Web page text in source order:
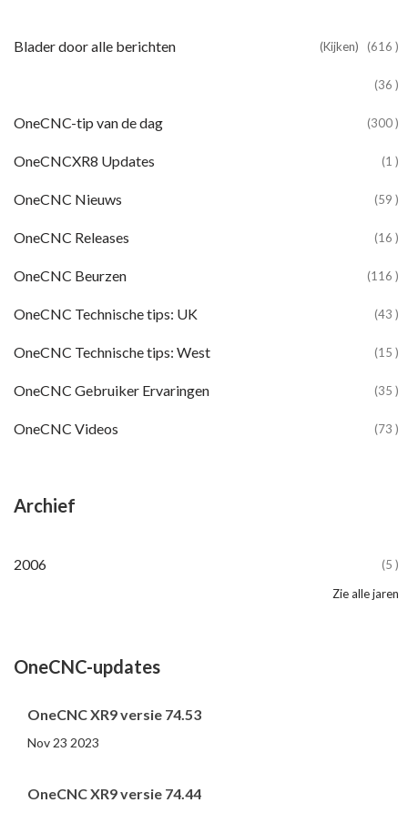
Blader door alle berichten (Kijken) (616 )
(36 )
OneCNC-tip van de dag (300 )
OneCNCXR8 Updates (1 )
OneCNC Nieuws (59 )
OneCNC Releases (16 )
OneCNC Beurzen (116 )
OneCNC Technische tips: UK (43 )
OneCNC Technische tips: West (15 )
OneCNC Gebruiker Ervaringen (35 )
OneCNC Videos (73 )
Archief
2024 (10 )
2023 (81 )
2022 (86 )
2021 (65 )
2020 (51 )
2019 (56 )
2018 (31 )
2017 (11 )
2016 (12 )
2015 (13 )
2014 (19 )
2013 (10 )
2012 (14 )
2011 (4 )
2010 (20 )
2009 (107 )
2008 (11 )
2007 (3 )
2006 (5 )
(3 )
(1 )
(1 )
(1 )
(1 )
Zie alle jaren
OneCNC-updates
OneCNC XR9 versie 74.53
Nov 23 2023
OneCNC XR9 versie 74.44